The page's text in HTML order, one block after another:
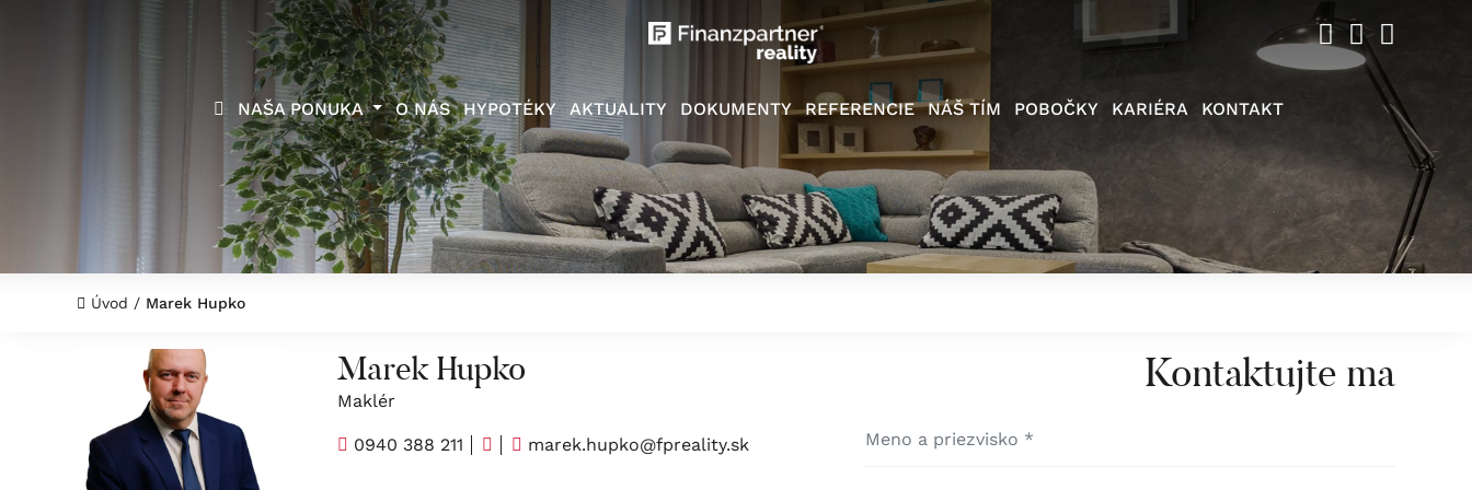
NAŠA PONUKA O NÁS HYPOTÉKY AKTUALITY DOKUMENTY REFERENCIE NÁŠ TÍM POBOČKY KARIÉRA KONTAKT
Úvod / Marek Hupko
Marek Hupko
Maklér
0940 388 211 marek.hupko@fpreality.sk
Kontaktujte ma